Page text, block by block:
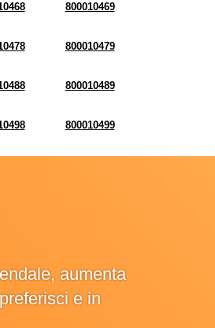
800010469
800010479
800010489
800010499
aumenta
e in